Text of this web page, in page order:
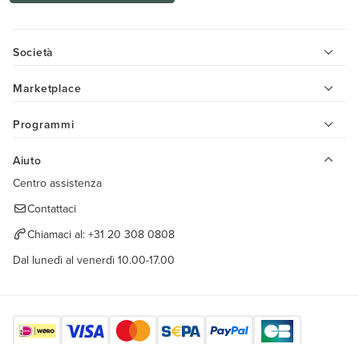
Società
Marketplace
Programmi
Aiuto
Centro assistenza
Contattaci
Chiamaci al: +31 20 308 0808
Dal lunedì al venerdì 10.00-17.00